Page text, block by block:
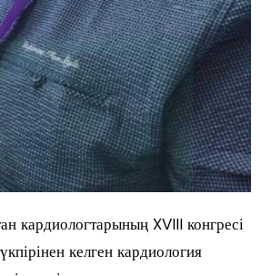
кардиологтарының XVIII конгресі
келген кардиология